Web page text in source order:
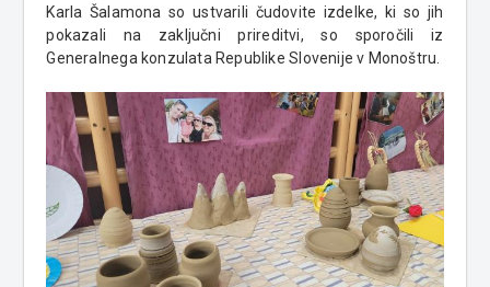
Karla Šalamona so ustvarili čudovite izdelke, ki so jih
pokazali na zaključni prireditvi, so sporočili iz
Generalnega konzulata Republike Slovenije v Monoštru.